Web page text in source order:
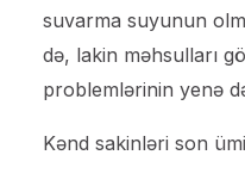
suvarma suyunun
də, lakin məhsulları
problemlərinin yenə
Kənd sakinləri son